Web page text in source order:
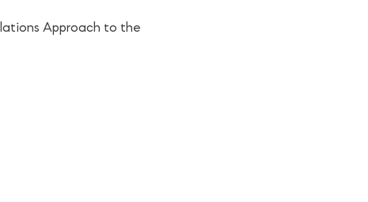
Approach to the